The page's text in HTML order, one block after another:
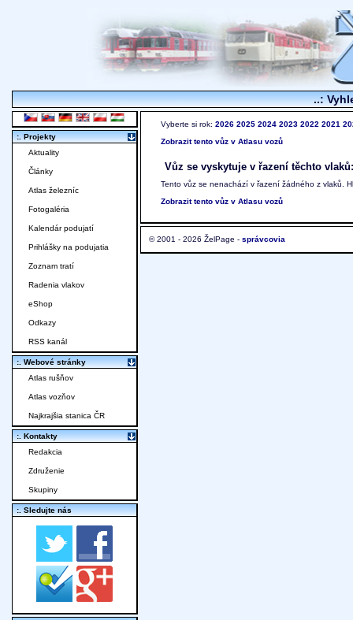
..:
Vyberte si rok: 2026 2025 2024 2023 2022 2021
Zobrazit tento vůz v Atlasu vozů
Vůz se vyskytuje v řazení těchto vlaků:
Tento vůz se nenachází v řazení žádného z vlaků.
Zobrazit tento vůz v Atlasu vozů
© 2001 - 2026 ŽelPage - správcovia
:. Projekty
Aktuality
Články
Atlas železníc
Fotogaléria
Kalendár podujatí
Prihlášky na podujatia
Zoznam tratí
Radenia vlakov
eShop
Odkazy
RSS kanál
:. Webové stránky
Atlas rušňov
Atlas vozňov
Najkrajšia stanica ČR
:. Kontakty
Redakcia
Združenie
Skupiny
:. Sledujte nás